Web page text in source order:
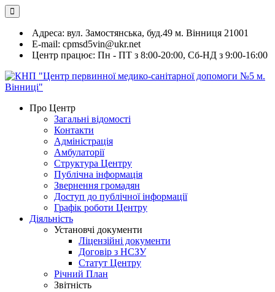
Skip
to
content Адреса: вул. Замостянська, буд.49 м. Вінниця 21001
Е-mail: cpmsd5vin@ukr.net
Центр працює: Пн - ПТ з 8:00-20:00, Сб-НД з 9:00-16:00
КНП "Центр первинної медико-санітарної допомоги №5 м.
Вітаємо на офіційному сайті!
Про Центр
Загальні відомості
Контакти
Адміністрація
Амбулаторії
Структура Центру
Публічна інформація
Звернення громадян
Доступ до публічної інформації
Графік роботи Центру
Діяльність
Установчі документи
Ліцензійні документи
Договір з НСЗУ
Статут Центру
Річний План
Звітність